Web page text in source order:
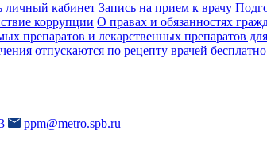
личный кабинет Запись на прием к врачу
коррупции О правах и обязанностях
препаратов и лекарственных препаратов
отпускаются по рецепту врачей бесплатно
ppm@metro.spb.ru